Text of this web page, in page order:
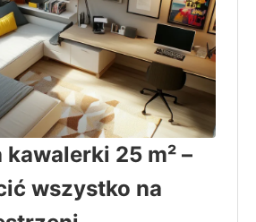
25 m² –
wszystko na